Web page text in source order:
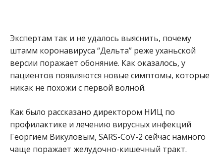
Экспертам так и не удалось выяснить, почему
штамм коронавируса “Дельта” реже уханьской
версии поражает обоняние. Как оказалось, у
пациентов появляются новые симптомы, которые
никак не похожи с первой волной.
Как было рассказано директором НИЦ по
профилактике и лечению вирусных инфекций
Георгием Викуловым, SARS-CoV-2 сейчас намного
чаще поражает желудочно-кишечный тракт.